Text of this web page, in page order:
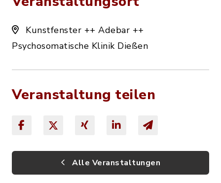
Kunstfenster ++ Adebar ++
Psychosomatische Klinik Dießen
Veranstaltung teilen
Alle Veranstaltungen